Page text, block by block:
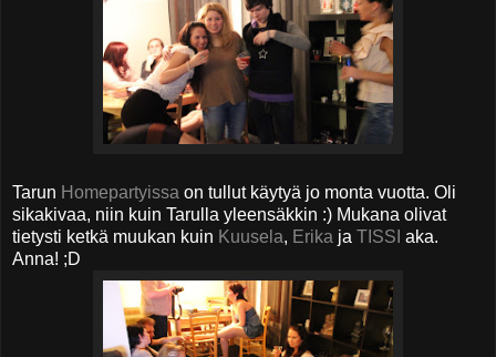
Tarun Homepartyissa on tullut käytyä jo monta vuotta. Oli
sikakivaa, niin kuin Tarulla yleensäkkin :) Mukana olivat
tietysti ketkä muukan kuin Kuusela, Erika ja TISSI aka.
Anna! ;D